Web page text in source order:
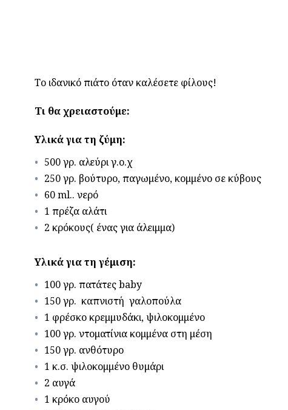
Το ιδανικό πιάτο όταν καλέσετε φίλους!
Τι θα χρειαστούμε:
Υλικά για τη ζύμη:
500 γρ. αλεύρι γ.ο.χ
250 γρ. βούτυρο, παγωμένο, κομμένο σε κύβους
60 ml.. νερό
1 πρέζα αλάτι
2 κρόκους( ένας για άλειμμα)
Υλικά για τη γέμιση:
100 γρ. πατάτες baby
150 γρ. καπνιστή γαλοπούλα
1 φρέσκo κρεμμυδάκι, ψιλοκομμένο
100 γρ. ντοματίνια κομμένα στη μέση
150 γρ. ανθότυρο
1 κ.σ. ψιλοκομμένο θυμάρι
2 αυγά
1 κρόκο αυγού